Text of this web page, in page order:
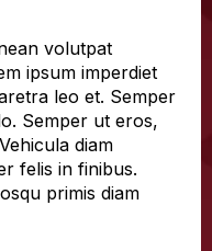
volutpat
ipsum imperdiet
leo et. Semper
Semper ut eros,
diam
felis in finibus.
primis diam